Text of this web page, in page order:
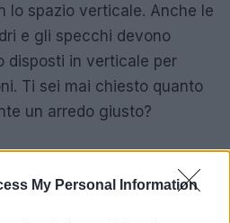
My Personal Information
lo spazio verticale. Anche le
e gli specchi devono
disposti in verticale per
Ti sei mai chiesto quanto
un arredo giusto?
alta, lasciarla